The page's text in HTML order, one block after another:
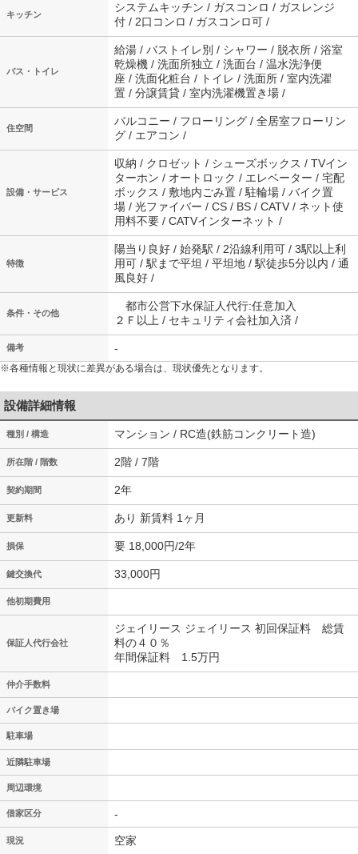
キッチン
システムキッチン / ガスコンロ / ガスレンジ
付 / 2口コンロ / ガスコンロ可 /
バス・トイレ
給湯 / バストイレ別 / シャワー / 脱衣所 / 浴室
乾燥機 / 洗面所独立 / 洗面台 / 温水洗浄便
座 / 洗面化粧台 / トイレ / 洗面所 / 室内洗濯
置 / 分譲賃貸 / 室内洗濯機置き場 /
住空間
バルコニー / フローリング / 全居室フローリン
グ / エアコン /
設備・サービス
収納 / クロゼット / シューズボックス / TVイン
ターホン / オートロック / エレベーター / 宅配
ボックス / 敷地内ごみ置 / 駐輪場 / バイク置
場 / 光ファイバー / CS / BS / CATV / ネット使
用料不要 / CATVインターネット /
特徴
陽当り良好 / 始発駅 / 2沿線利用可 / 3駅以上利
用可 / 駅まで平坦 / 平坦地 / 駅徒歩5分以内 / 通
風良好 /
条件・その他
都市公営下水保証人代行:任意加入
２Ｆ以上 / セキュリティ会社加入済 /
備考 -
※各種情報と現状に差異がある場合は、現状優先となります。
設備詳細情報
種別 / 構造 マンション / RC造(鉄筋コンクリート造)
所在階 / 階数 2階 / 7階
契約期間 2年
更新料 あり 新賃料 1ヶ月
損保 要 18,000円/2年
鍵交換代 33,000円
他初期費用
保証人代行会社
ジェイリース ジェイリース 初回保証料 総賃
料の４０％
年間保証料 1.5万円
仲介手数料
バイク置き場
駐車場
近隣駐車場
周辺環境
借家区分 -
現況 空家